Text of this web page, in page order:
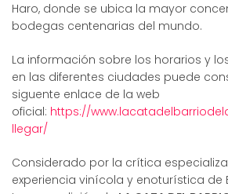
Haro, donde se ubica la mayor
bodegas centenarias del mundo.
La información sobre los horarios y
en las diferentes ciudades puede
siguente enlace de la web
oficial: https://
llegar/
Considerado por la crítica
experiencia vinícola y enoturística de